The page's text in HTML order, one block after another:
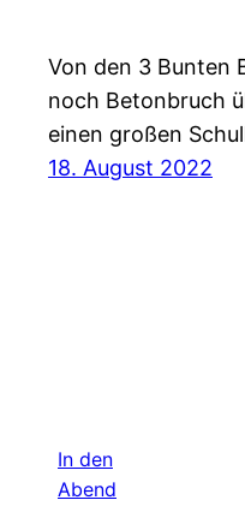
Von den 3 Bunten
noch Betonbruch
einen großen
18. August 2022
In den
Abend